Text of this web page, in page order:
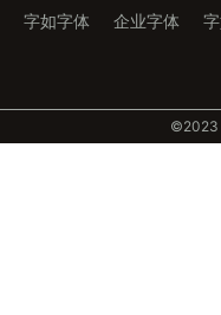
字如字体 企业字体
©️2023